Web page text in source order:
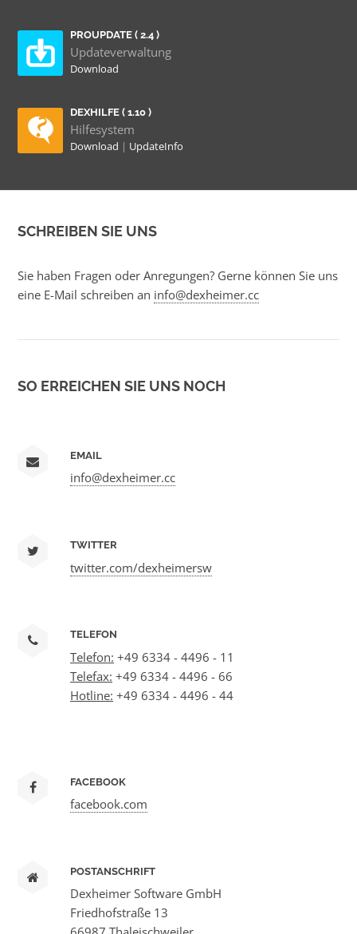
PROUPDATE ( 2.4 )
Updateverwaltung
Download
DEXHILFE ( 1.10 )
Hilfesystem
Download | UpdateInfo
SCHREIBEN SIE UNS
Sie haben Fragen oder Anregungen? Gerne können Sie uns
eine E-Mail schreiben an info@dexheimer.cc
SO ERREICHEN SIE UNS NOCH
EMAIL
info@dexheimer.cc
TWITTER
twitter.com/dexheimersw
TELEFON
Telefon: +49 6334 - 4496 - 11
Telefax: +49 6334 - 4496 - 66
Hotline: +49 6334 - 4496 - 44
FACEBOOK
facebook.com
POSTANSCHRIFT
Dexheimer Software GmbH
Friedhofstraße 13